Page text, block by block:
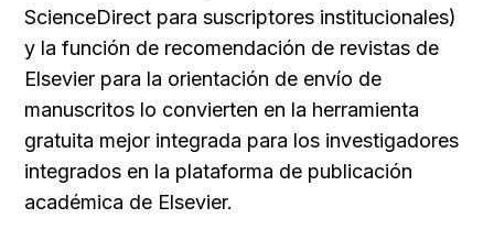
ScienceDirect para suscriptores institucionales)
y la función de recomendación de revistas de
Elsevier para la orientación de envío de
manuscritos lo convierten en la herramienta
gratuita mejor integrada para los investigadores
integrados en la plataforma de publicación
académica de Elsevier.